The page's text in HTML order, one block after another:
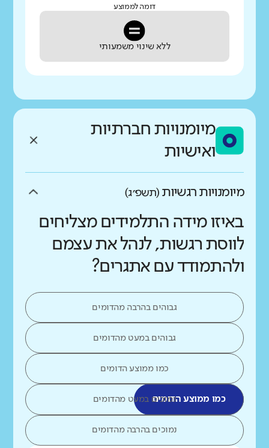
דומה לממוצע
ללא שינוי משמעותי
מיומנויות חברתיות
ואישיות
מיומנויות רגשיות (תשפ״ג)
באיזו מידה התלמידים מצליחים
לווסת רגשות, לנהל את עצמם
ולהתמודד עם אתגרים?
גבוהים בהרבה מהדומים
גבוהים במעט מהדומים
כמו ממוצע הדומים
כמו ממוצע הדומיםנמוכים במעט מהדומים
נמוכים בהרבה מהדומים